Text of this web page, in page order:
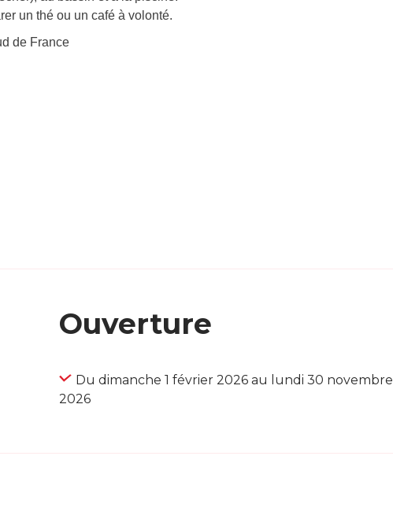
un thé ou un café à volonté.
de France
Ouverture
Du dimanche 1 février 2026 au lundi 30 novembre
2026